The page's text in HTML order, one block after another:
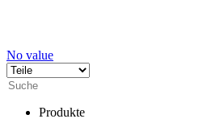
No value
Produkte